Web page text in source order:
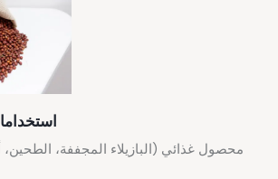
محصول غذائي (البازيلاء المجففة، الطحين،